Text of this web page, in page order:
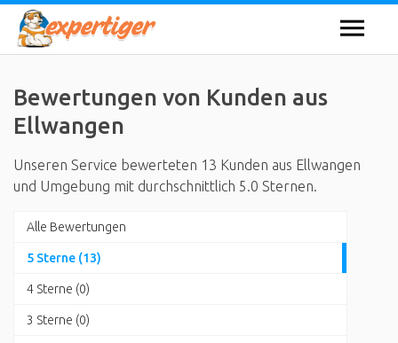
Bewertungen von Kunden aus
Ellwangen
Unseren Service bewerteten 13 Kunden aus Ellwangen
und Umgebung mit durchschnittlich 5.0 Sternen.
Alle Bewertungen
5 Sterne (13)
4 Sterne (0)
3 Sterne (0)